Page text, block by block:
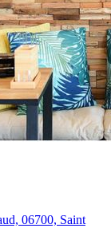
06700, Saint